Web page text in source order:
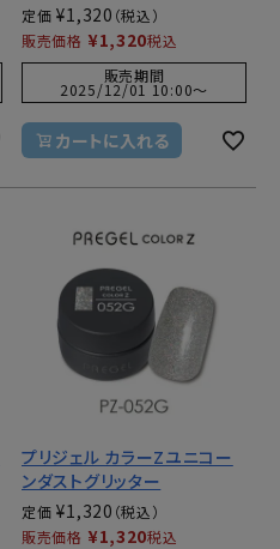
定価 ¥1,320
販売価格 ¥1,320税込
販売期間
2025/12/01 10:00〜
カートに入れる
プリジェル カラーZユニコー
ンダストグリッター
定価 ¥1,320
販売価格 ¥1,320税込